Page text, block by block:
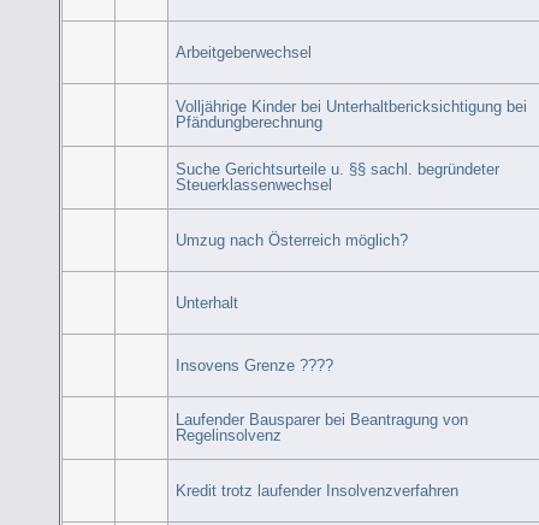
Arbeitgeberwechsel
Volljährige Kinder bei Unterhaltbericksichtigung bei
Pfändungberechnung
Suche Gerichtsurteile u. §§ sachl. begründeter
Steuerklassenwechsel
Umzug nach Österreich möglich?
Unterhalt
Insovens Grenze ????
Laufender Bausparer bei Beantragung von
Regelinsolvenz
Kredit trotz laufender Insolvenzverfahren